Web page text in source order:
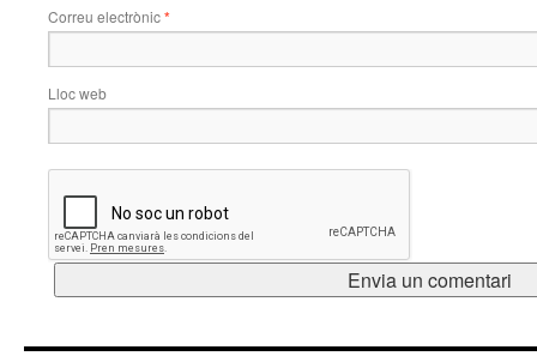
Correu electrònic*
Lloc web